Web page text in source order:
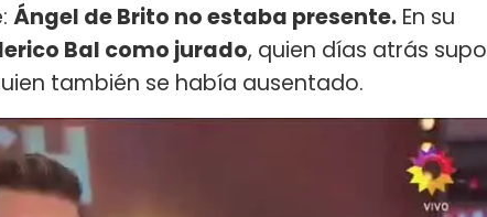
Ángel de Brito no estaba presente. En su
Bal como jurado, quien días atrás supo
también se había ausentado.